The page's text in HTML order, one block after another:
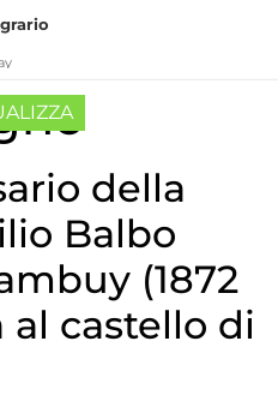
della
Balbo
(1872
al castello di